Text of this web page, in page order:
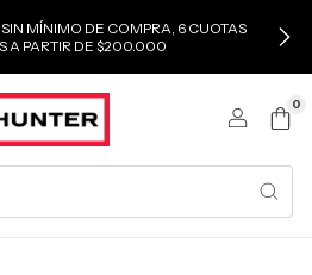
SIN MÍNIMO DE COMPRA, 6 CUOTAS
A PARTIR DE $200.000
0